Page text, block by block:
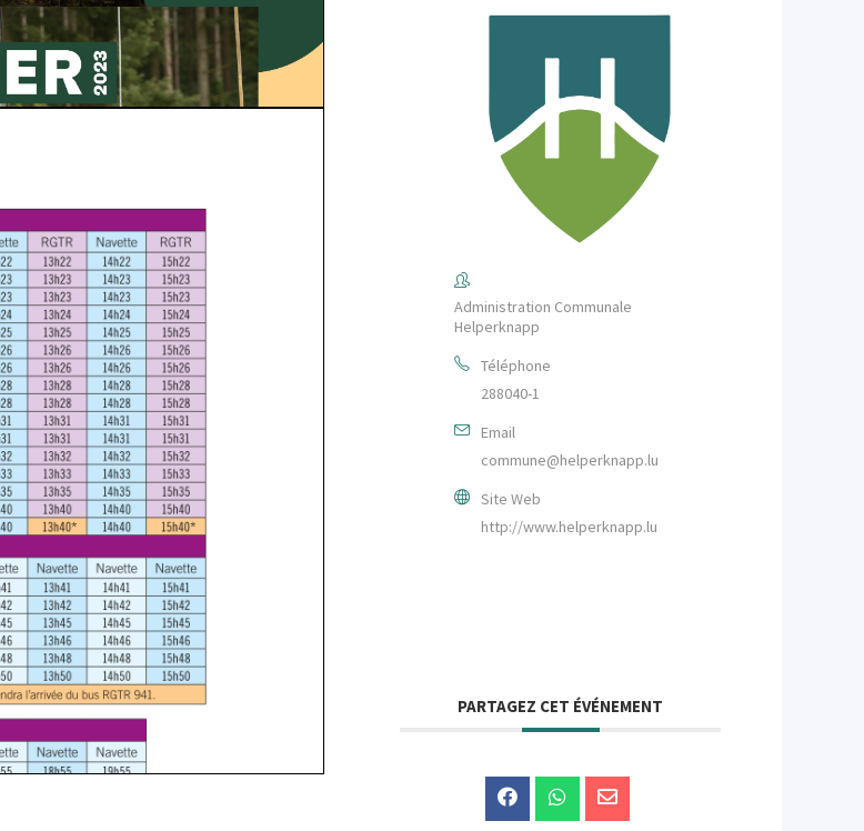
Administration Communale
Helperknapp
Téléphone
288040-1
Email
commune@helperknapp.lu
Site Web
http://www.helperknapp.lu
PARTAGEZ CET ÉVÉNEMENT